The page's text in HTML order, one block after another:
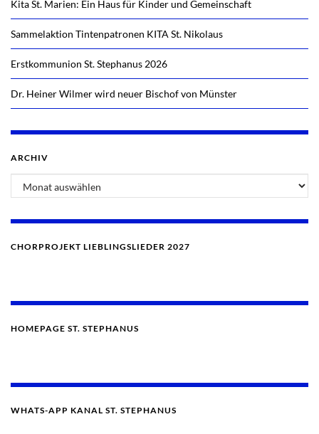
Kita St. Marien: Ein Haus für Kinder und Gemeinschaft
Sammelaktion Tintenpatronen KITA St. Nikolaus
Erstkommunion St. Stephanus 2026
Dr. Heiner Wilmer wird neuer Bischof von Münster
ARCHIV
CHORPROJEKT LIEBLINGSLIEDER 2027
HOMEPAGE ST. STEPHANUS
WHATS-APP KANAL ST. STEPHANUS